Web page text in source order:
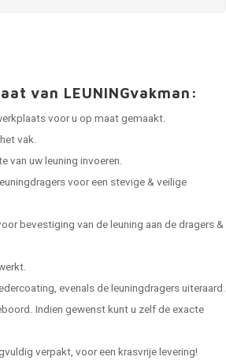
van LEUNINGvakman:
voor u op maat gemaakt.
vak.
van uw leuning invoeren.
voor een stevige & veilige
bevestiging van de leuning aan de dragers &
evenals de leuningdragers uiteraard.
Indien gewenst kunt u zelf de exacte
verpakt, voor een krasvrije levering!